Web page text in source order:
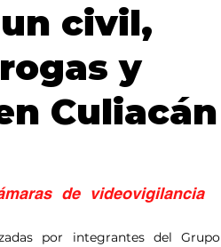
civil,
y
Culiacán
de videovigilancia
por integrantes del Grupo